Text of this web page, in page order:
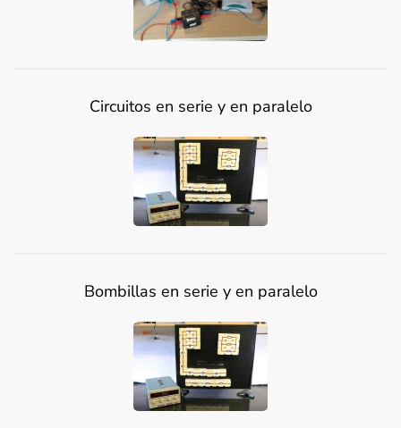
Circuitos en serie y en paralelo
Bombillas en serie y en paralelo